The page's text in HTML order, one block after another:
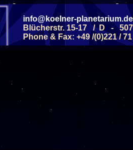
Diese
Wochentag
SAMSTAG
SAMSTAG
info@koelner-planetarium.de
Blücherstr. 15-17 / D -
Phone & Fax: +49 /(0)221 /